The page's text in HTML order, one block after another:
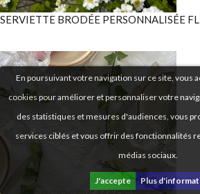
En poursuivant votre navigation sur ce site, vous
cookies pour améliorer et personnaliser votre
des statistiques et mesures d'audiences, vous
services ciblés et vous offrir des fonctionnalités
médias sociaux.
J'accepte Plus
SERVIETTE BRODÉE PERSONNALISÉE